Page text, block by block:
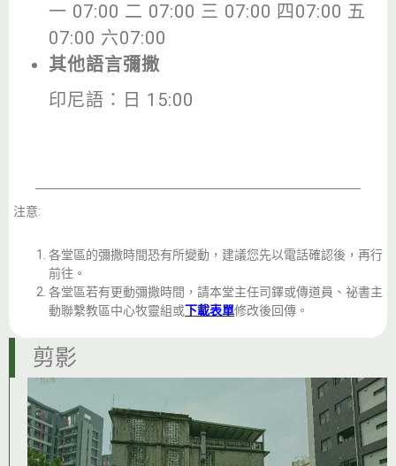
一 07:00 二 07:00 三 07:00 四07:00 五
07:00 六07:00
其他語言彌撒
印尼語：日 15:00
注意:
各堂區的彌撒時間恐有所變動，建議您先以電話確認後，再行
前往。
各堂區若有更動彌撒時間，請本堂主任司鐸或傳道員、祕書主
動聯繫教區中心牧靈組或下載表單修改後回傳。
剪影